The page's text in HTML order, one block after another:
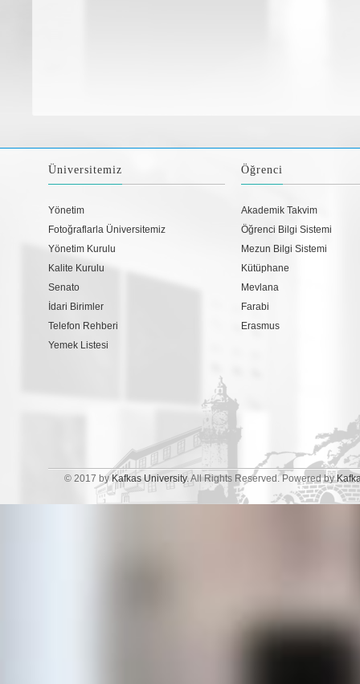
Üniversitemiz
Yönetim
Fotoğraflarla Üniversitemiz
Yönetim Kurulu
Kalite Kurulu
Senato
İdari Birimler
Telefon Rehberi
Yemek Listesi
Öğrenci
Akademik Takvim
Öğrenci Bilgi Sistemi
Mezun Bilgi Sistemi
Kütüphane
Mevlana
Farabi
Erasmus
© 2017 byKafkas University. All Rights Reserved. Powered by